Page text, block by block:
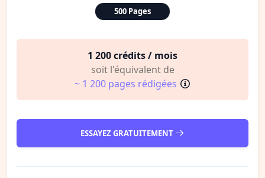
500 Pages
1 200 crédits / mois
soit l'équivalent de
~ 1 200 pages rédigées
ESSAYEZ GRATUITEMENT